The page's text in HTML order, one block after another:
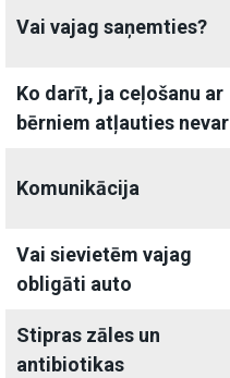
Vai vajag saņemties?
Ko darīt, ja ceļošanu ar
bērniem atļauties nevar
Komunikācija
Vai sievietēm vajag
obligāti auto
Stipras zāles un
antibiotikas